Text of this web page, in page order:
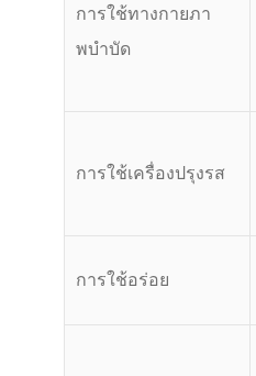
การใช้ทางกายภา
พบําบัด
การใช้เครื่องปรุงรส
การใช้อร่อย